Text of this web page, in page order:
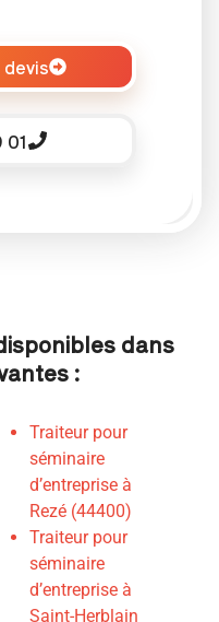
01
dans
:
Traiteur pour
séminaire
d’entreprise à
Rezé (44400)
Traiteur pour
séminaire
d’entreprise à
Saint-Herblain